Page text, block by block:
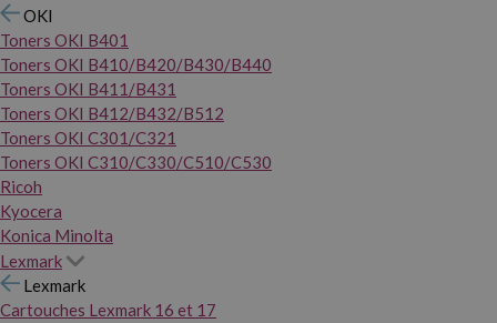
OKI
Toners OKI B401
Toners OKI B410/B420/B430/B440
Toners OKI B411/B431
Toners OKI B412/B432/B512
Toners OKI C301/C321
Toners OKI C310/C330/C510/C530
Ricoh
Kyocera
Konica Minolta
Lexmark
Lexmark
Cartouches Lexmark 16 et 17